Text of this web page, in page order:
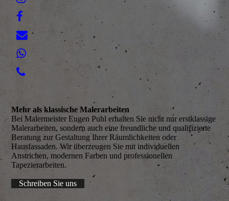
Mehr als klassische Malerarbeiten
Bei Malermeister Eugen Puhl erhalten Sie nicht nur erstklassige
Malerarbeiten, sondern auch eine freundliche und qualifizierte
Beratung zur Gestaltung Ihrer Räumlichkeiten oder
Hausfassaden. Wir überzeugen Sie mit individuellen
Anstrichen, modernen Farben und professionellen
Tapezierarbeiten.
Schreiben Sie uns